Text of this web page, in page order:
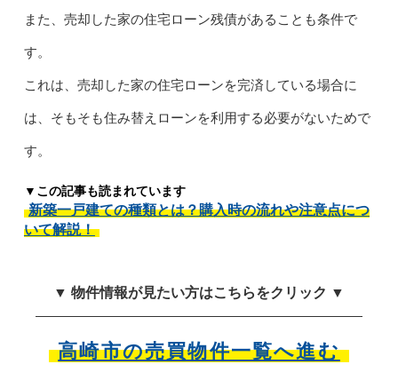
また、売却した家の住宅ローン残債があることも条件で
す。
これは、売却した家の住宅ローンを完済している場合に
は、そもそも住み替えローンを利用する必要がないためで
す。
▼この記事も読まれています
新築一戸建ての種類とは？購入時の流れや注意点につ
いて解説！
▼ 物件情報が見たい方はこちらをクリック ▼
高崎市の売買物件一覧へ進む